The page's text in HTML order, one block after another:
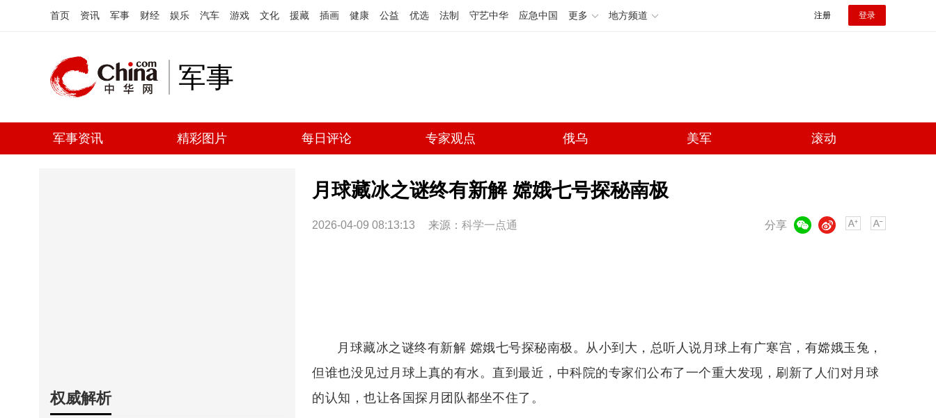
首页 资讯 军事 财经 娱乐 汽车 游戏 文化 援藏 插画 健康 公益 优选 法制 守艺中华 应急中国 更多 地方频道 注册 登录
军事
军事资讯 精彩图片 每日评论 专家观点 俄乌 美军 滚动
权威解析
月球藏冰之谜终有新解 嫦娥七号探秘南极
2026-04-09 08:13:13 来源： 科学一点通 分享
微博
月球藏冰之谜终有新解 嫦娥七号探秘南极。从小到大，总听人说月球上有广寒宫，有嫦娥玉兔，
但谁也没见过月球上真的有水。直到最近，中科院的专家们公布了一个重大发现，刷新了人们对月球
的认知，也让各国探月团队都坐不住了。